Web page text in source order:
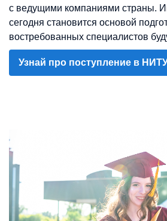
с ведущими компаниями страны.
сегодня становится основой
востребованных специалистов
Узнай про поступление в